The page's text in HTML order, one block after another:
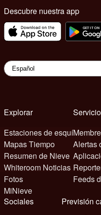
Descubre nuestra app
Explorar
Estaciones de esquí
Mapas Tiempo
Resumen de Nieve
Whiteroom Noticias
Fotos
MiNieve
Alertas
Feeds
Sociales
Previsión